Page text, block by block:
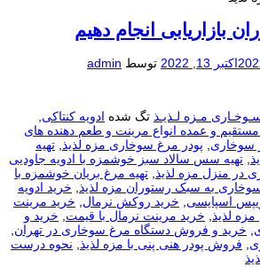
بازاریابی انجام دهیم
اکتبر 13, 2022 توسط admin
مـزه لـذیـذ تگ شده ادویه کنتاکی,
و عمده انواع مرینت و طعم دهنده های
سوخاری, پودر مرغ سوخاری مزه لذیذ, تهیه
, تهیه سس سالاد سبز خوشمزه با ادویه جاودیی
در منزل مزه لذیذ, تهیه مرغ بریان خوشمزه با
به سبک رستوران مزه لذیذ, خرید ادویه
اسپایسی, خرید روکش نرمال, خرید مرینت
لذیذ, خرید مرینت نرمال با قیمت, خرید و
, خرید و فروش دستگاه مرغ سوخاری در تهران,
, فروش پودر هنی پنی با مزه لذیذ, نحوه درست